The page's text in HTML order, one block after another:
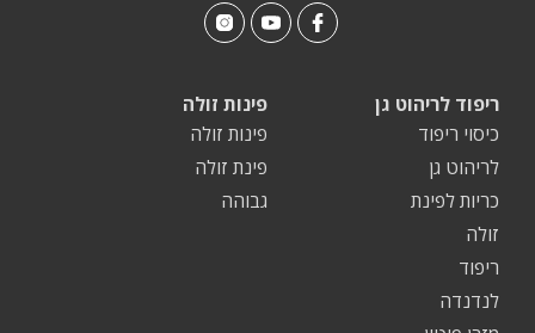
פינות זולה
פינות זולה
פינת זולה
גבוהה
ריפוד לריהוט גן
כיסוי ריפוד
לריהוט גן
כריות לפינת
זולה
ריפוד
לנדנדה